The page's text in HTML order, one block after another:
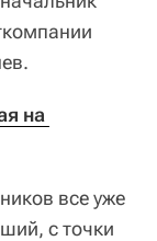
на
все уже
с точки